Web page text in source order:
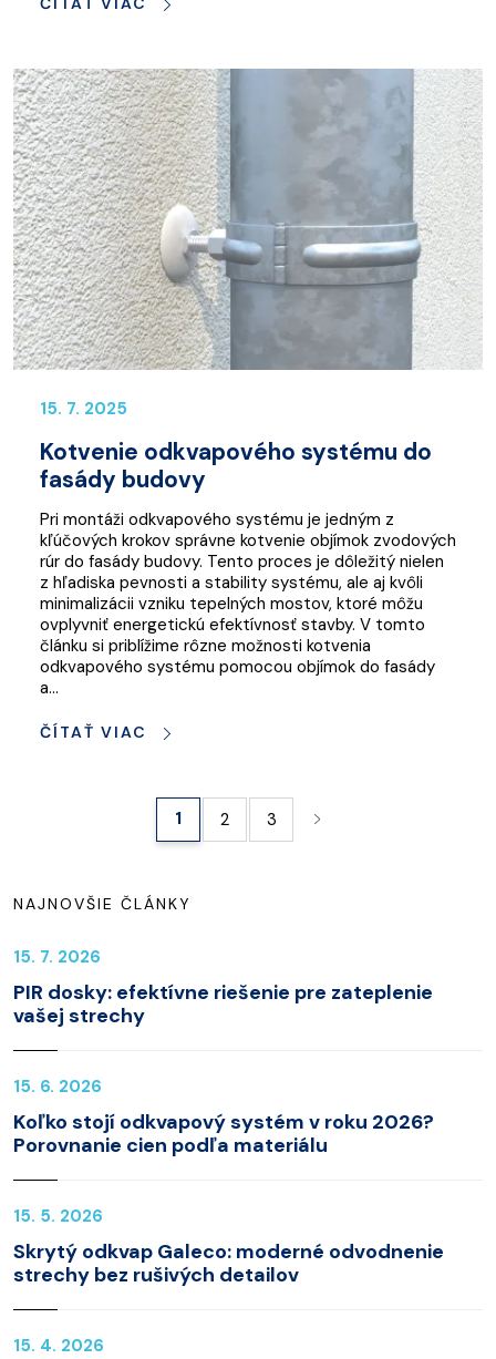
15. 7. 2025
Kotvenie odkvapového systému do
fasády budovy
Pri montáži odkvapového systému je jedným z
kľúčových krokov správne kotvenie objímok zvodových
rúr do fasády budovy. Tento proces je dôležitý nielen
z hľadiska pevnosti a stability systému, ale aj kvôli
minimalizácii vzniku tepelných mostov, ktoré môžu
ovplyvniť energetickú efektívnosť stavby. V tomto
článku si priblížime rôzne možnosti kotvenia
odkvapového systému pomocou objímok do fasády
a…
ČÍTAŤ VIAC
1 2 3
NAJNOVŠIE ČLÁNKY
15. 7. 2026
PIR dosky: efektívne riešenie pre zateplenie
vašej strechy
15. 6. 2026
Koľko stojí odkvapový systém v roku 2026?
Porovnanie cien podľa materiálu
15. 5. 2026
Skrytý odkvap Galeco: moderné odvodnenie
strechy bez rušivých detailov
15. 4. 2026